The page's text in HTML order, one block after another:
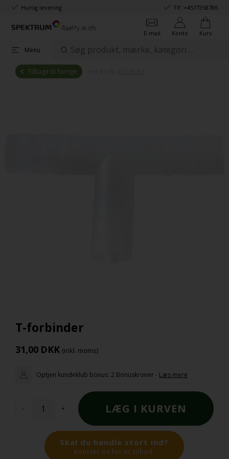
Hurtig levering Tlf.:+4577358786
E-mail Konto Kurv
Menu
Tilbage til forrige
T-forbinder
31,00 DKK (inkl. moms)
Optjen kundeklub bonus:2 Bonuskroner - Læs mere
- +
Skal du handle stort ind?
Kontakt os for et tilbud.